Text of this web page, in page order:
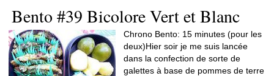
Bento #39 Bicolore Vert et Blanc
Chrono Bento: 15 minutes (pour les
deux)Hier soir je me suis lancée
dans la confection de sorte de
galettes à base de pommes de terre